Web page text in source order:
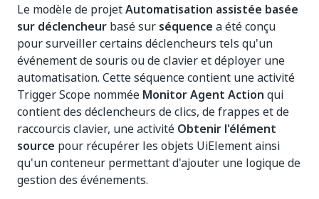
Le modèle de projetAutomatisation assistée basée
sur déclencheur basé sur séquence a été conçu
pour surveiller certains déclencheurs tels qu'un
événement de souris ou de clavier et déployer une
automatisation. Cette séquence contient une activité
Trigger Scope nommée Monitor Agent Action qui
contient des déclencheurs de clics, de frappes et de
raccourcis clavier, une activité Obtenir l'élément
source pour récupérer les objets UiElement ainsi
qu'un conteneur permettant d'ajouter une logique de
gestion des événements.